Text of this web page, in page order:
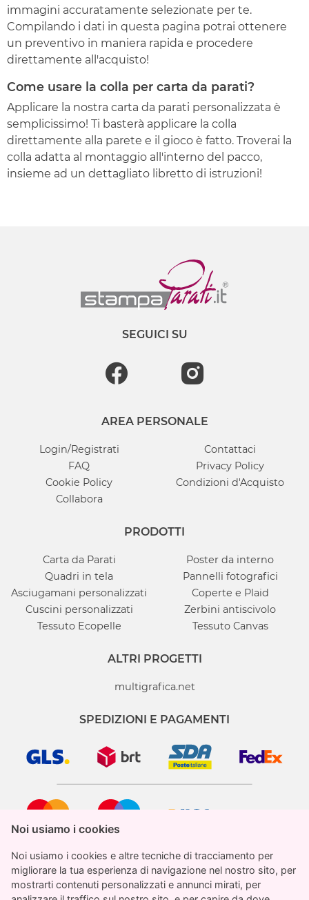
Noi usiamo i cookies
Noi usiamo i cookies e altre tecniche di tracciamento per
migliorare la tua esperienza di navigazione nel nostro sito, per
mostrarti contenuti personalizzati e annunci mirati, per
Noi usiamo i cookies
Noi usiamo i cookies e altre tecniche di tracciamento per
migliorare la tua esperienza di navigazione nel nostro sito, per
mostrarti contenuti personalizzati e annunci mirati, per
immagini accuratamente selezionate per te.
Compilando i dati in questa pagina potrai ottenere
un preventivo in maniera rapida e procedere
direttamente all'acquisto!
Come usare la colla per carta da parati?
Applicare la nostra carta da parati personalizzata è
semplicissimo! Ti basterà applicare la colla
direttamente alla parete e il gioco è fatto. Troverai la
colla adatta al montaggio all'interno del pacco,
insieme ad un dettagliato libretto di istruzioni!
SEGUICI SU
AREA PERSONALE
Login/Registrati
Contattaci
FAQ
Privacy Policy
Cookie Policy
Condizioni d'Acquisto
Collabora
PRODOTTI
Carta da Parati
Poster da interno
Quadri in tela
Pannelli fotografici
Asciugamani personalizzati
Coperte e Plaid
Cuscini personalizzati
Zerbini antiscivolo
Tessuto Ecopelle
Tessuto Canvas
ALTRI PROGETTI
multigrafica.net
SPEDIZIONI E PAGAMENTI